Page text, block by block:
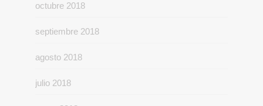
octubre 2018
septiembre 2018
agosto 2018
julio 2018